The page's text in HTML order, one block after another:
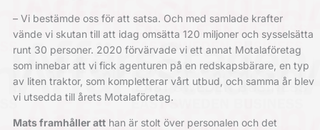
– Vi bestämde oss för att satsa. Och med samlade krafter
vände vi skutan till att idag omsätta 120 miljoner och sysselsätta
runt 30 personer. 2020 förvärvade vi ett annat Motalaföretag
som innebar att vi fick agenturen på en redskapsbärare, en typ
av liten traktor, som kompletterar vårt utbud, och samma år blev
vi utsedda till årets Motalaföretag.
Mats framhåller atthan är stolt över personalen och det